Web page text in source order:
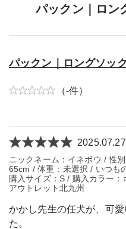
パックン｜ロン
パックン｜ロングソッ
（-件）
2025.07.27
ニックネーム：イネボウ / 性
65cm / 体重：未選択 / いつも
購入サイズ：S / 購入カラー
アウトレット北九州
かかし先生の任犬が、可
た。